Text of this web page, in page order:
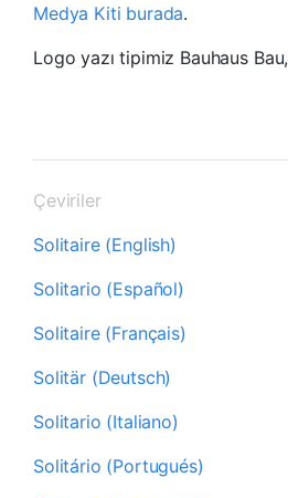
Medya Kiti burada.
Logo yazı tipimiz Bauhaus Bau,
Çeviriler
Solitaire (English)
Solitario (Español)
Solitaire (Français)
Solitär (Deutsch)
Solitario (Italiano)
Solitário (Portugués)